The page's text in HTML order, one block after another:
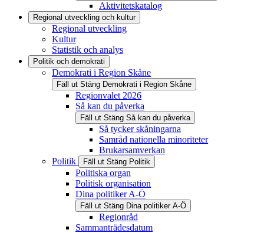
Aktivitetskatalog
Regional utveckling och kultur
Regional utveckling
Kultur
Statistik och analys
Politik och demokrati
Demokrati i Region Skåne
Fäll ut Stäng Demokrati i Region Skåne
Regionvalet 2026
Så kan du påverka
Fäll ut Stäng Så kan du påverka
Så tycker skåningarna
Samråd nationella minoriteter
Brukarsamverkan
Politik
Fäll ut Stäng Politik
Politiska organ
Politisk organisation
Dina politiker A-Ö
Fäll ut Stäng Dina politiker A-Ö
Regionråd
Sammanträdesdatum